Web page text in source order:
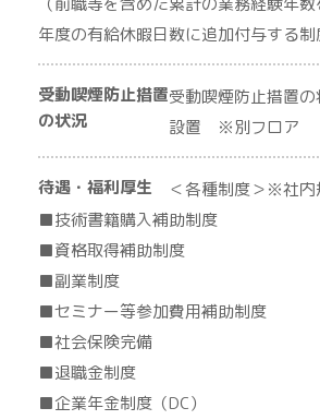
年度の有給休暇日数に追加付与する制
受動喫煙防止措置
の状況
受動喫煙防止措置
設置 ※別フロア
待遇・福利厚生
＜各種制度＞※社内
■技術書籍購入補助制度
■資格取得補助制度
■副業制度
■セミナー等参加費用補助制度
■社会保険完備
■退職金制度
■企業年金制度（DC）